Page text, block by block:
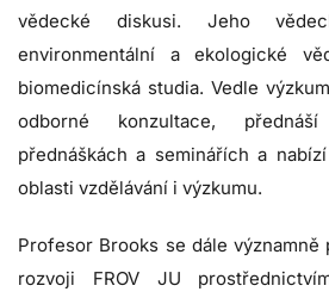
vědecké diskusi. Jeho
environmentální a ekologické
biomedicínská studia. Vedle
odborné konzultace,
přednáškách a seminářích a
oblasti vzdělávání i výzkumu.
Profesor Brooks se dále
rozvoji FROV JU